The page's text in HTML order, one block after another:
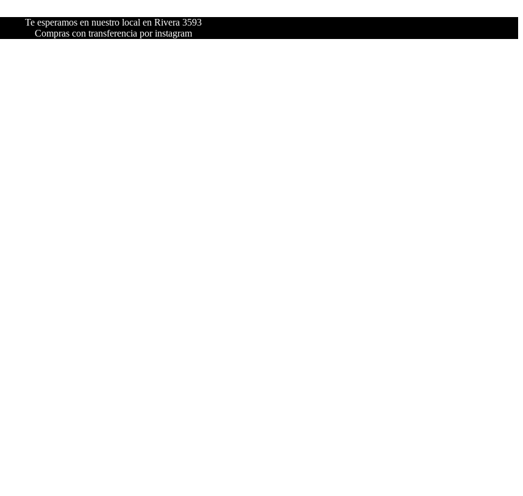
Te esperamos en nuestro local en Rivera 3593
Compras con transferencia por instagram